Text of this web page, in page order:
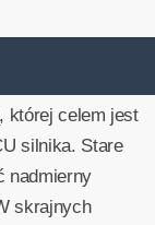
której celem jest
silnika. Stare
nadmierny
skrajnych